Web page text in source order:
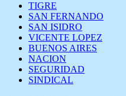
TIGRE
SAN FERNANDO
SAN ISIDRO
VICENTE LOPEZ
BUENOS AIRES
NACION
SEGURIDAD
SINDICAL